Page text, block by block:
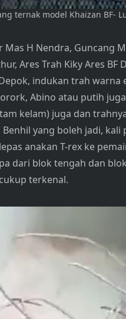
ternak model Khaizan BF-
Mas H Nendra, Guncang
Ares Trah Kiky Ares BF
indukan trah warna
Abino atau putih
kelam) juga dan
yang boleh jadi, kali
anakan T-rex ke
dari blok tengah dan
terkenal.